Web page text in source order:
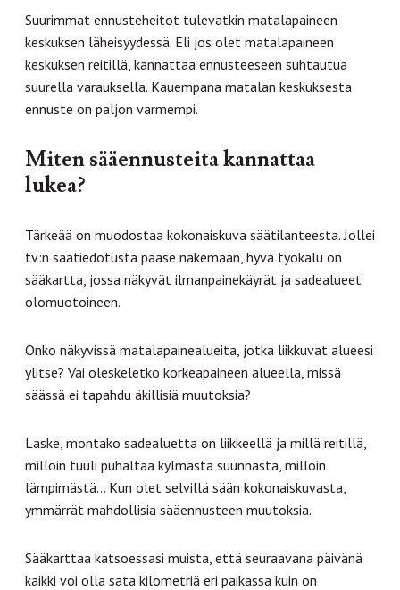
Suurimmat ennusteheitot tulevatkin matalapaineen
keskuksen läheisyydessä. Eli jos olet matalapaineen
keskuksen reitillä, kannattaa ennusteeseen suhtautua
suurella varauksella. Kauempana matalan keskuksesta
ennuste on paljon varmempi.
Miten sääennusteita kannattaa
lukea?
Tärkeää on muodostaa kokonaiskuva säätilanteesta. Jollei
tv:n säätiedotusta pääse näkemään, hyvä työkalu on
sääkartta, jossa näkyvät ilmanpainekäyrät ja sadealueet
olomuotoineen.
Onko näkyvissä matalapainealueita, jotka liikkuvat alueesi
ylitse? Vai oleskeletko korkeapaineen alueella, missä
säässä ei tapahdu äkillisiä muutoksia?
Laske, montako sadealuetta on liikkeellä ja millä reitillä,
milloin tuuli puhaltaa kylmästä suunnasta, milloin
lämpimästä… Kun olet selvillä sään kokonaiskuvasta,
ymmärrät mahdollisia sääennusteen muutoksia.
Sääkarttaa katsoessasi muista, että seuraavana päivänä
kaikki voi olla sata kilometriä eri paikassa kuin on